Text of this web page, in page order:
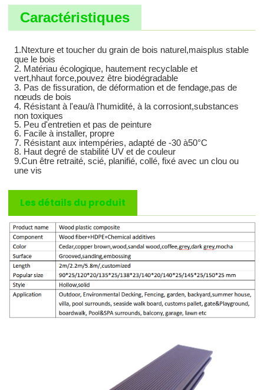
Caractéristiques
1.Ntexture et toucher du grain de bois naturel ,maisplus stable
que le bois
2. Matériau écologique, hautement recyclable et
vert,hhaut force,pouvez être biodégradable
3. Pas de fissuration, de déformation et de fendage,pas de
nœuds de bois
4. Résistant à l'eau/à l'humidité, à la corrosiont,substances
non toxiques
5. Peu d'entretien et pas de peinture
6. Facile à installer, propre
7. Résistant aux intempéries, adapté de -30 à50°C
8. Haut degré de stabilité UV et de couleur
9.Cun être retraité, scié, planifié, collé, fixé avec un clou ou
une vis
Les détails du produit